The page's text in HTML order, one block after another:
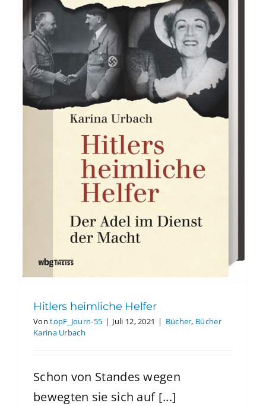
Hitlers heimliche Helfer
VontopF_Journ-55 | Juli 12, 2021 | Bücher, Bücher
Karina Urbach
Schon von Standes wegen
bewegten sie sich auf [...]